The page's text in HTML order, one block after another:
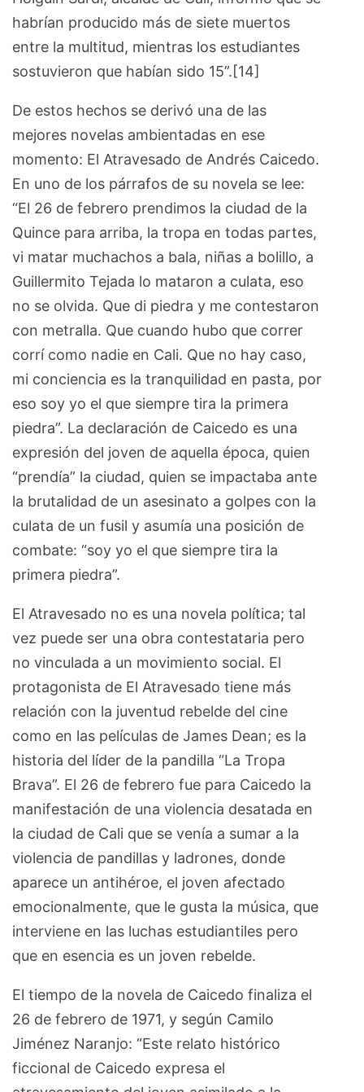
habrían producido más de siete muertos
entre la multitud, mientras los estudiantes
sostuvieron que habían sido 15”.[14]
De estos hechos se derivó una de las
mejores novelas ambientadas en ese
momento: El Atravesado de Andrés Caicedo.
En uno de los párrafos de su novela se lee:
“El 26 de febrero prendimos la ciudad de la
Quince para arriba, la tropa en todas partes,
vi matar muchachos a bala, niñas a bolillo, a
Guillermito Tejada lo mataron a culata, eso
no se olvida. Que di piedra y me contestaron
con metralla. Que cuando hubo que correr
corrí como nadie en Cali. Que no hay caso,
mi conciencia es la tranquilidad en pasta, por
eso soy yo el que siempre tira la primera
piedra”. La declaración de Caicedo es una
expresión del joven de aquella época, quien
“prendía” la ciudad, quien se impactaba ante
la brutalidad de un asesinato a golpes con la
culata de un fusil y asumía una posición de
combate: “soy yo el que siempre tira la
primera piedra”.
El Atravesado no es una novela política; tal
vez puede ser una obra contestataria pero
no vinculada a un movimiento social. El
protagonista de El Atravesado tiene más
relación con la juventud rebelde del cine
como en las películas de James Dean; es la
historia del líder de la pandilla “La Tropa
Brava”. El 26 de febrero fue para Caicedo la
manifestación de una violencia desatada en
la ciudad de Cali que se venía a sumar a la
violencia de pandillas y ladrones, donde
aparece un antihéroe, el joven afectado
emocionalmente, que le gusta la música, que
interviene en las luchas estudiantiles pero
que en esencia es un joven rebelde.
El tiempo de la novela de Caicedo finaliza el
26 de febrero de 1971, y según Camilo
Jiménez Naranjo: “Este relato histórico
ficcional de Caicedo expresa el